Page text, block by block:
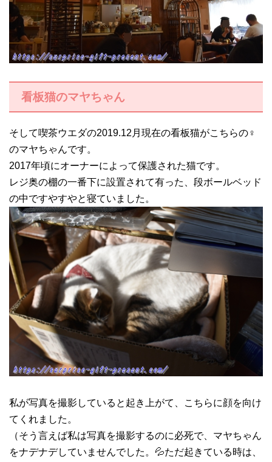
看板猫のマヤちゃん
そして喫茶ウエダの2019.12月現在の看板猫がこちらの♀
のマヤちゃんです。
2017年頃にオーナーによって保護された猫です。
レジ奥の棚の一番下に設置されて有った、段ボールベッド
の中ですやすやと寝ていました。
私が写真を撮影していると起き上がて、こちらに顔を向け
てくれました。
（そう言えば私は写真を撮影するのに必死で、マヤちゃん
をナデナデしていませんでした。💦ただ起きている時は、